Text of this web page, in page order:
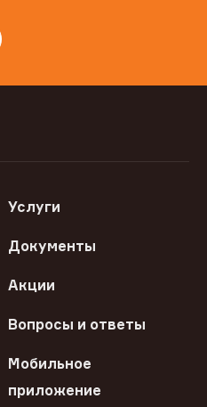
Услуги
Документы
Акции
Вопросы и ответы
Мобильное
приложение